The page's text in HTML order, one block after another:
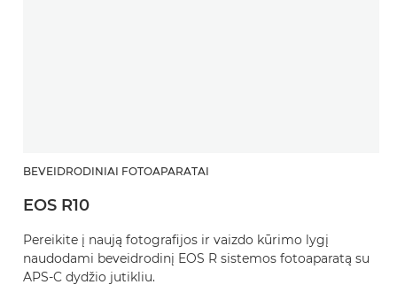
BEVEIDRODINIAI FOTOAPARATAI
EOS R10
Pereikite į naują fotografijos ir vaizdo kūrimo lygį
naudodami beveidrodinį EOS R sistemos fotoaparatą su
APS-C dydžio jutikliu.